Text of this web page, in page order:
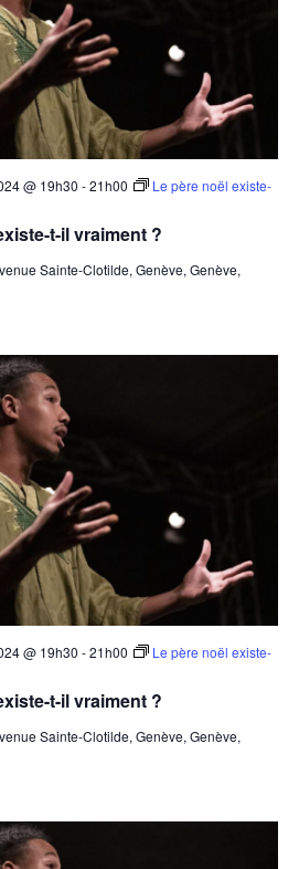
t-il vraiment ?
@ 19h30 -21h00
Le père noël existe-
Sainte-Clotilde, Genève, Genève,
t-il vraiment ?
@ 19h30 -21h00
Le père noël existe-
Sainte-Clotilde, Genève, Genève,